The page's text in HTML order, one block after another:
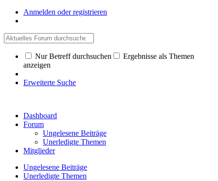
Anmelden oder registrieren
Nur Betreff durchsuchen
Ergebnisse als Themen
anzeigen
Erweiterte Suche
Dashboard
Forum
Ungelesene Beiträge
Unerledigte Themen
Mitglieder
Ungelesene Beiträge
Unerledigte Themen